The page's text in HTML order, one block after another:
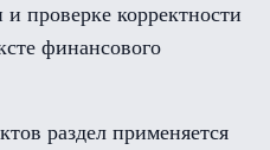
проверке корректности
финансового
раздел применяется